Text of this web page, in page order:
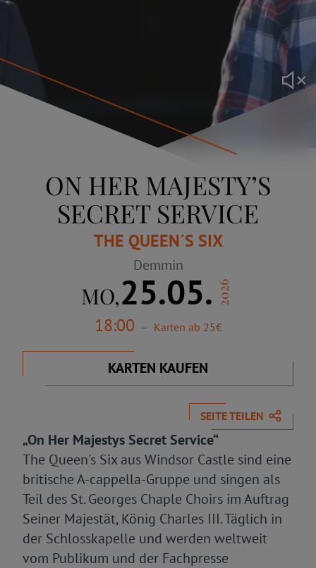
ON HER MAJESTY’S
SECRET SERVICE
THE QUEEN´S SIX
Demmin
MO,25.05. 2026
18:00 – Karten ab 25€
KARTEN KAUFEN
SEITE TEILEN
„On Her Majestys Secret Service“
The Queen's Six aus Windsor Castle sind eine
britische A-cappella-Gruppe und singen als
Teil des St. Georges Chaple Choirs im Auftrag
Seiner Majestät, König Charles III. Täglich in
der Schlosskapelle und werden weltweit
vom Publikum und der Fachpresse